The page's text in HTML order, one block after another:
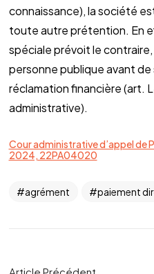
connaissance), la société
toute autre prétention. En
spéciale prévoit le
personne publique avant
réclamation financière (art.
administrative).
Cour administrative d’appel de
2024, 22PA04020
agrément paiement